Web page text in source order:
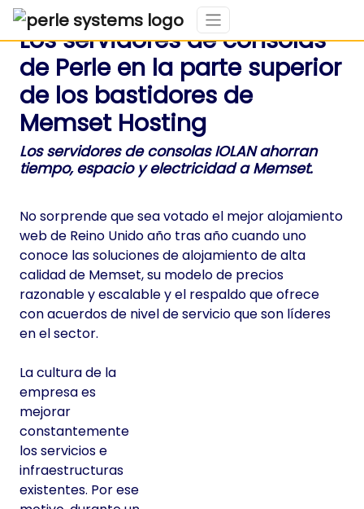
Los servidores de consolas
de Perle en la parte superior
de los bastidores de
Memset Hosting
Los servidores de consolas IOLAN ahorran
tiempo, espacio y electricidad a Memset.
No sorprende que sea votado el mejor alojamiento
web de Reino Unido año tras año cuando uno
conoce las soluciones de alojamiento de alta
calidad de Memset, su modelo de precios
razonable y escalable y el respaldo que ofrece
con acuerdos de nivel de servicio que son líderes
en el sector.
La cultura de la
empresa es
mejorar
constantemente
los servicios e
infraestructuras
existentes. Por ese